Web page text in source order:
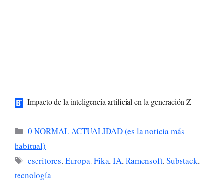
Impacto de la inteligencia artificial en la generación Z
Categorías
0 NORMAL ACTUALIDAD (es la noticia más
habitual)
Etiquetas
escritores,Europa,Fika,IA,Ramensoft,Substack,
tecnología